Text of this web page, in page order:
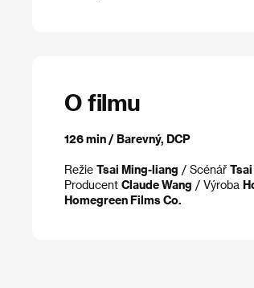
O filmu
126 min / Barevný, DCP
Režie Tsai Ming-liang / Scénář
Producent Claude Wang / Výroba
Homegreen Films Co.